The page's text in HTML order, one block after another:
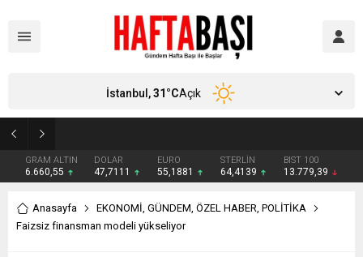
GRAM ALTIN
6.660,55
DOLAR
47,7111
EURO
55,1881
STERLİN
64,4139
BIST 100
13.779,39
İstanbul,31°CAçık
Anasayfa EKONOMİ, GÜNDEM, ÖZEL HABER, POLİTİKA
Faizsiz finansman modeli yükseliyor